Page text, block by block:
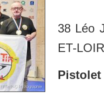
38 Léo
ET-
Pistolet